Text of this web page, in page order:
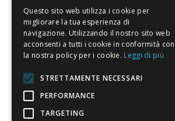
La nostra convenienza
Il risparmio che fa ambiente
Il nostro manifesto
Il blog
Perché fidarti
Vendi con noi
Questo sito web utilizza i cookie per
migliorare la tua esperienza di
navigazione. Utilizzando il nostro sito web
acconsenti a tutti i cookie in conformità con
la nostra policy per i cookie. Leggi di più
STRETTAMENTE NECESSARI
PERFORMANCE
TARGETING